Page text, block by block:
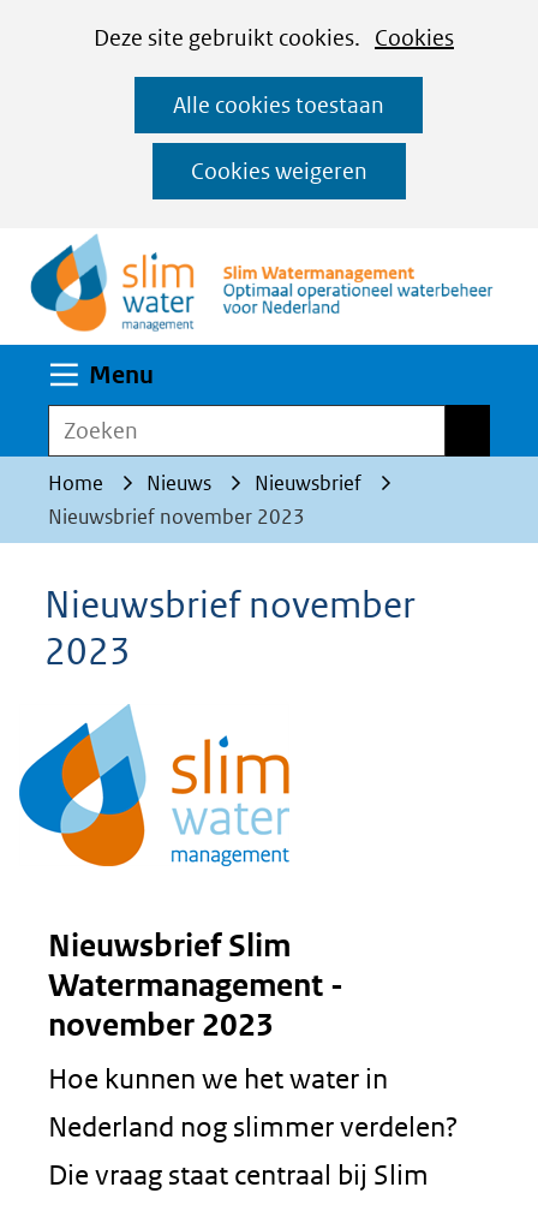
CookiesDeze site gebruikt cookies. Cookies
op
deze
website
worden
toegestaan
of
geweigerd.
Alle cookies toestaan
Cookies weigeren
Ga
naar
de
inhoud
Menu
Zoeken
Home Nieuws
Nieuwsbrief
Nieuwsbrief november 2023
Nieuwsbrief november
2023
Nieuwsbrief Slim
Watermanagement -
november 2023
Hoe kunnen we het water in
Nederland nog slimmer verdelen?
Die vraag staat centraal bij Slim